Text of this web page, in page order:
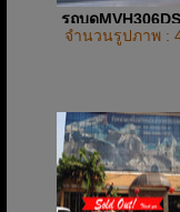
รถบด
จำนวนรูปภาพ :